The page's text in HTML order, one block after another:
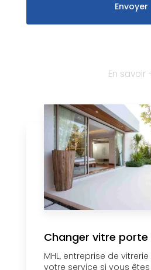
En savoir
Changer vitre
MHL, entreprise de vitrerie
votre service si vous